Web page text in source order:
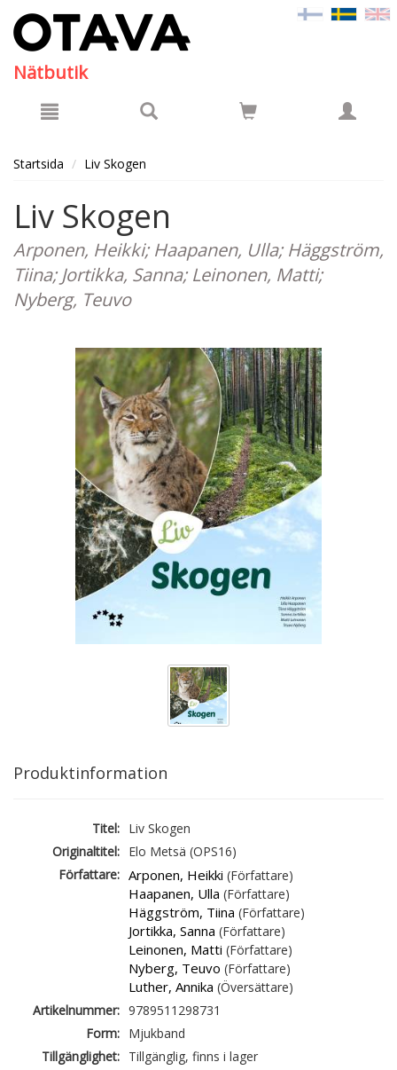
Nätbutik
Startsida Liv Skogen
Liv Skogen
Arponen, Heikki; Haapanen, Ulla; Häggström,
Tiina; Jortikka, Sanna; Leinonen, Matti;
Nyberg, Teuvo
Produktinformation
Titel: Liv Skogen
Originaltitel: Elo Metsä (OPS16)
Författare: Arponen, Heikki (Författare)
Haapanen, Ulla (Författare)
Häggström, Tiina (Författare)
Jortikka, Sanna (Författare)
Leinonen, Matti (Författare)
Nyberg, Teuvo (Författare)
Luther, Annika (Översättare)
Artikelnummer: 9789511298731
Form: Mjukband
Tillgänglighet: Tillgänglig, finns i lager